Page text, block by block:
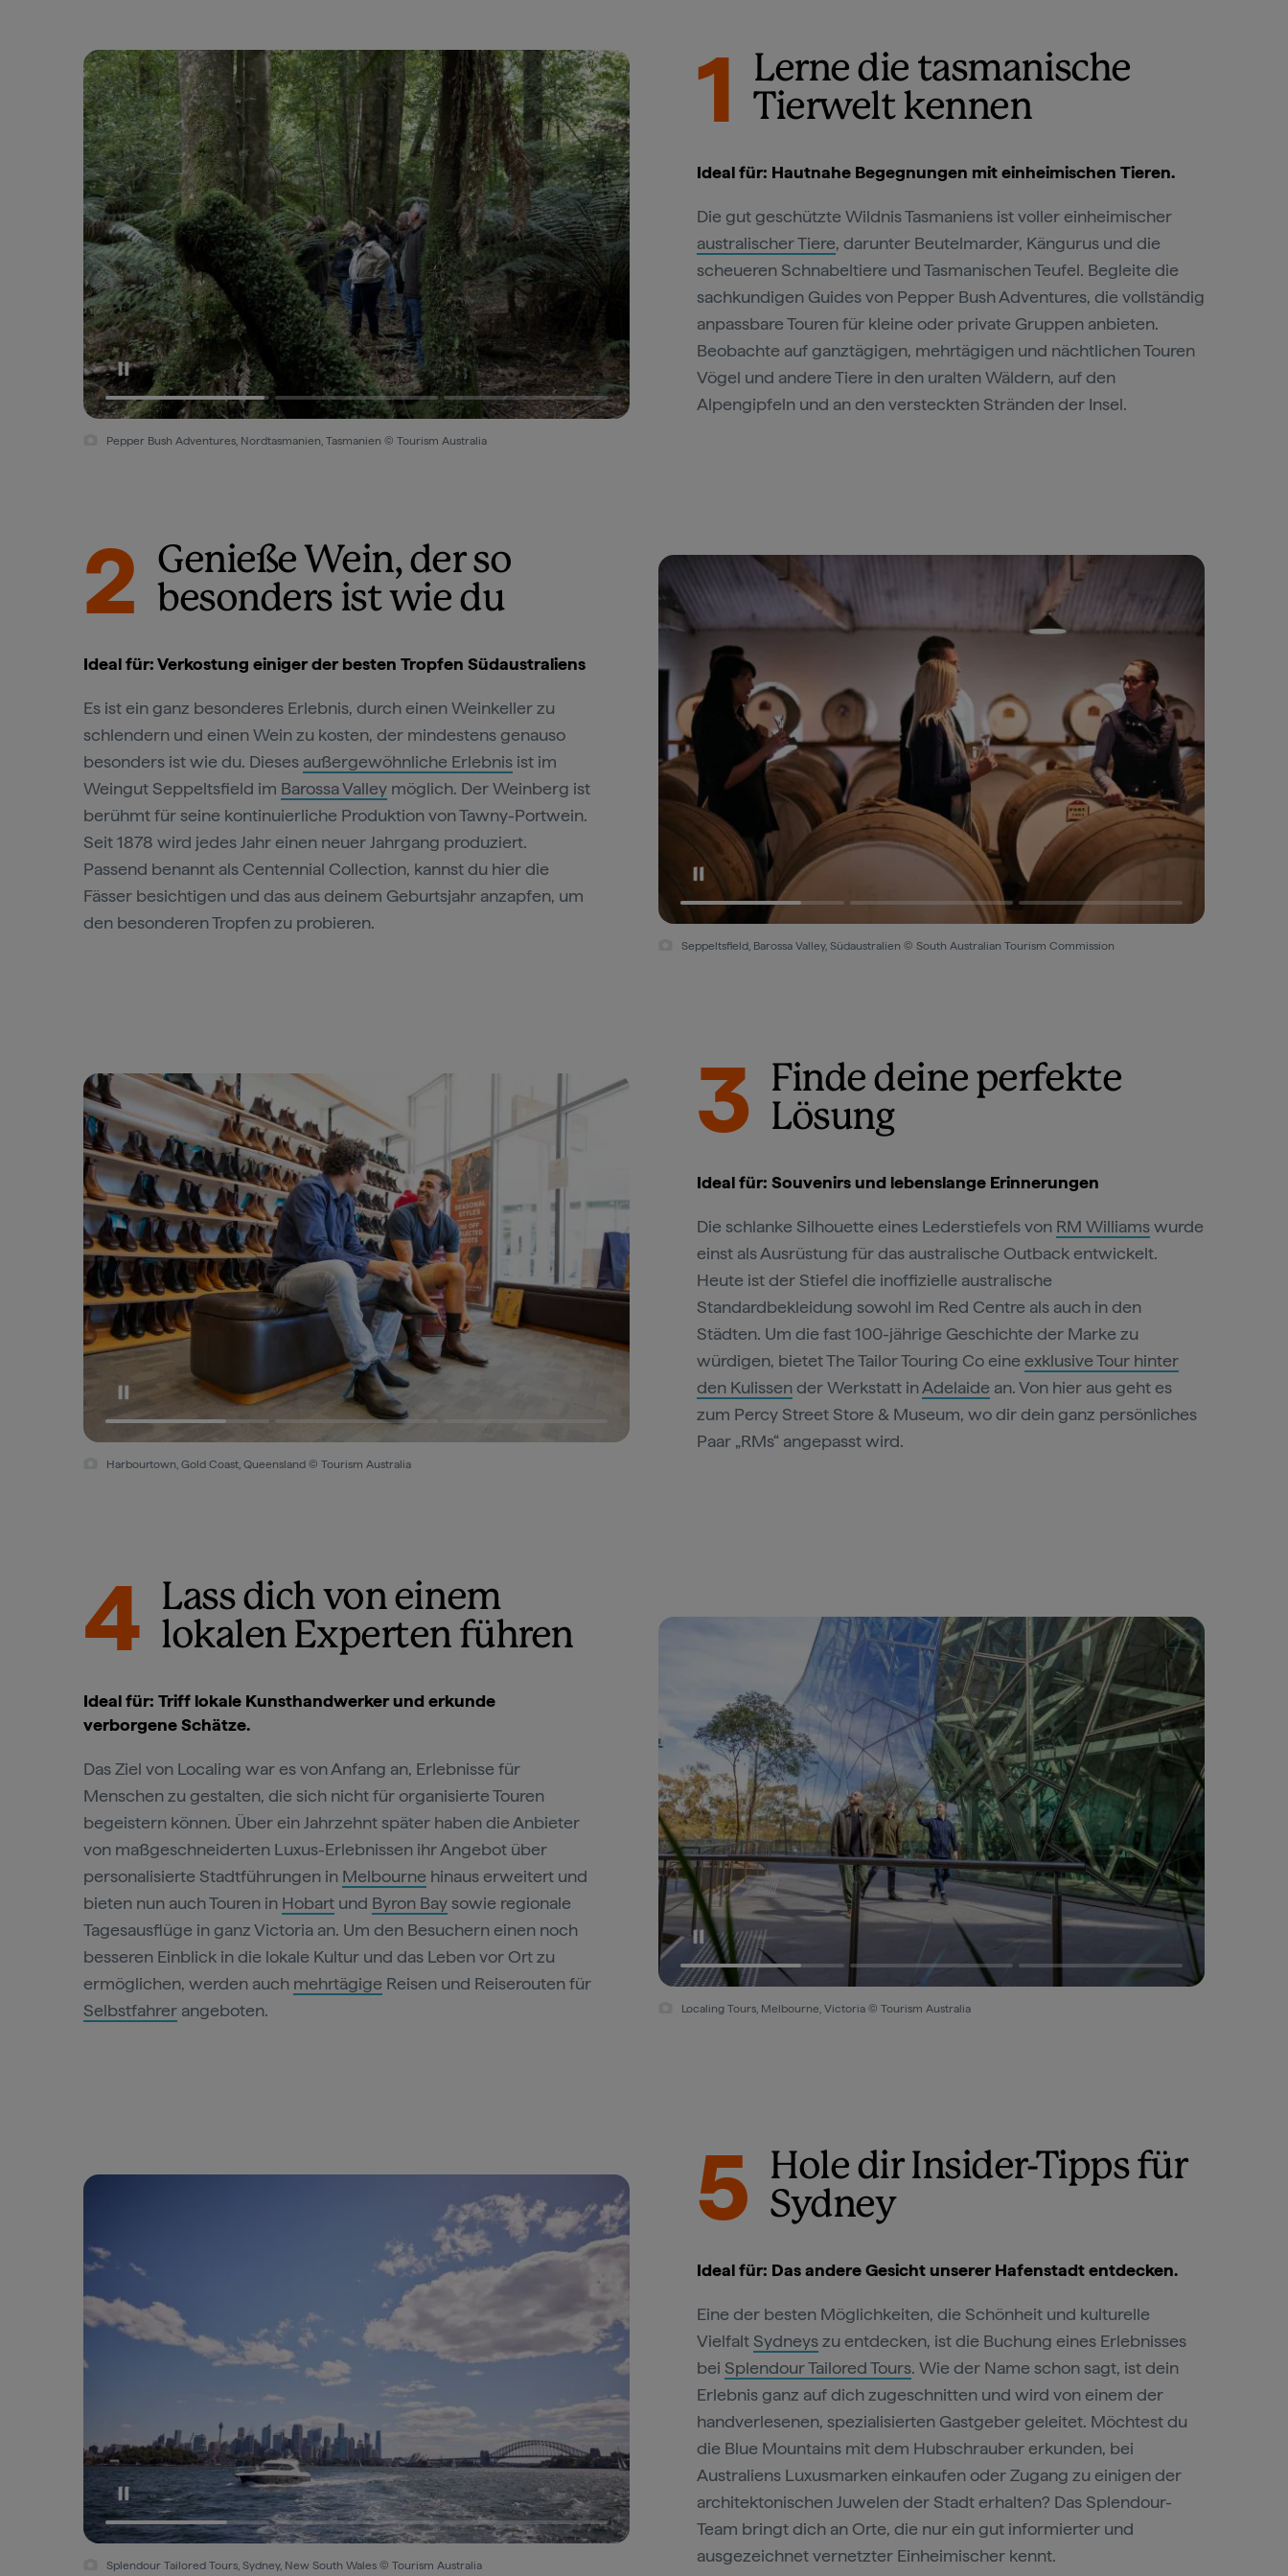
Pepper Bush Adventures, Scottsdale, Tasmanien © Tourism Australia
1
Lerne die tasmanische
Tierwelt kennen
Ideal für: Hautnahe Begegnungen mit einheimischen Tieren.
Die gut geschützte Wildnis Tasmaniens ist voller einheimischer
australischer Tiere, darunter Beutelmarder, Kängurus und die
scheueren Schnabeltiere und Tasmanischen Teufel. Begleite die
sachkundigen Guides von Pepper Bush Adventures, die vollständig
anpassbare Touren für kleine oder private Gruppen anbieten.
Beobachte auf ganztägigen, mehrtägigen und nächtlichen Touren
Vögel und andere Tiere in den uralten Wäldern, auf den
Alpengipfeln und an den versteckten Stränden der Insel.
Seppeltsfield, Barossa Valley, Südaustralien © South Australian Tourism Commission
2
Genieße Wein, der so
besonders ist wie du
Ideal für: Verkostung einiger der besten Tropfen Südaustraliens
Es ist ein ganz besonderes Erlebnis, durch einen Weinkeller zu
schlendern und einen Wein zu kosten, der mindestens genauso
besonders ist wie du. Dieses außergewöhnliche Erlebnis ist im
Weingut Seppeltsfield im Barossa Valley möglich. Der Weinberg ist
berühmt für seine kontinuierliche Produktion von Tawny-Portwein.
Seit 1878 wird jedes Jahr einen neuer Jahrgang produziert.
Passend benannt als Centennial Collection, kannst du hier die
Fässer besichtigen und das aus deinem Geburtsjahr anzapfen, um
den besonderen Tropfen zu probieren.
Harbourtown, Gold Coast, Queensland © Tourism Australia
3
Finde deine perfekte
Lösung
Ideal für: Souvenirs und lebenslange Erinnerungen
Die schlanke Silhouette eines Lederstiefels von RM Williamswurde
einst als Ausrüstung für das australische Outback entwickelt.
Heute ist der Stiefel die inoffizielle australische
Standardbekleidung sowohl im Red Centre als auch in den
Städten. Um die fast 100-jährige Geschichte der Marke zu
würdigen, bietet The Tailor Touring Co eine exklusive Tour hinter
den Kulissender Werkstatt inAdelaide an. Von hier aus geht es
zum Percy Street Store & Museum, wo dir dein ganz persönliches
Paar „RMs“ angepasst wird.
Localing Tours, Melbourne, Victoria © Tourism Australia
4
Lass dich von einem
lokalen Experten führen
Ideal für: Triff lokale Kunsthandwerker und erkunde
verborgene Schätze.
Das Ziel von Localing war es von Anfang an, Erlebnisse für
Menschen zu gestalten, die sich nicht für organisierte Touren
begeistern können. Über ein Jahrzehnt später haben die Anbieter
von maßgeschneiderten Luxus-Erlebnissen ihr Angebot über
personalisierte Stadtführungen in Melbourne hinaus erweitert und
bieten nun auch Touren in Hobart und Byron Baysowie regionale
Tagesausflüge in ganz Victoria an. Um den Besuchern einen noch
besseren Einblick in die lokale Kultur und das Leben vor Ort zu
ermöglichen, werden auch mehrtägige Reisen und Reiserouten für
Selbstfahrer angeboten.
Splendour Tailored Tours, Sydney, New South Wales © Tourism Australia
5
Hole dir Insider-Tipps für
Sydney
Ideal für: Das andere Gesicht unserer Hafenstadt entdecken.
Eine der besten Möglichkeiten, die Schönheit und kulturelle
VielfaltSydneyszu entdecken, ist die Buchung eines Erlebnisses
bei Splendour Tailored Tours. Wie der Name schon sagt, ist dein
Erlebnis ganz auf dich zugeschnitten und wird von einem der
handverlesenen, spezialisierten Gastgeber geleitet. Möchtest du
die Blue Mountains mit dem Hubschrauber erkunden, bei
Australiens Luxusmarken einkaufen oder Zugang zu einigen der
architektonischen Juwelen der Stadt erhalten? Das Splendour-
Team bringt dich an Orte, die nur ein gut informierter und
ausgezeichnet vernetzter Einheimischer kennt.